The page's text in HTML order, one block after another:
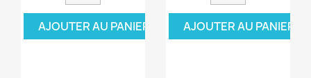
AJOUTER AU PANIER AJOUTER AU PANIER